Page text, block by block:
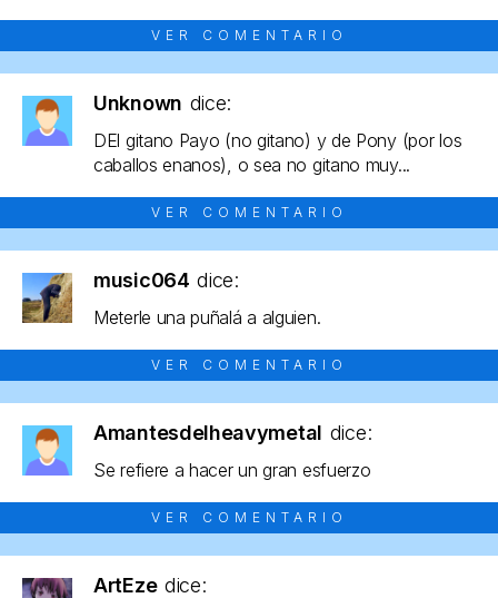
VER COMENTARIO
Unknown dice:
DEl gitano Payo (no gitano) y de Pony (por los
caballos enanos), o sea no gitano muy...
VER COMENTARIO
music064 dice:
Meterle una puñalá a alguien.
VER COMENTARIO
Amantesdelheavymetal dice:
Se refiere a hacer un gran esfuerzo
VER COMENTARIO
ArtEze dice: